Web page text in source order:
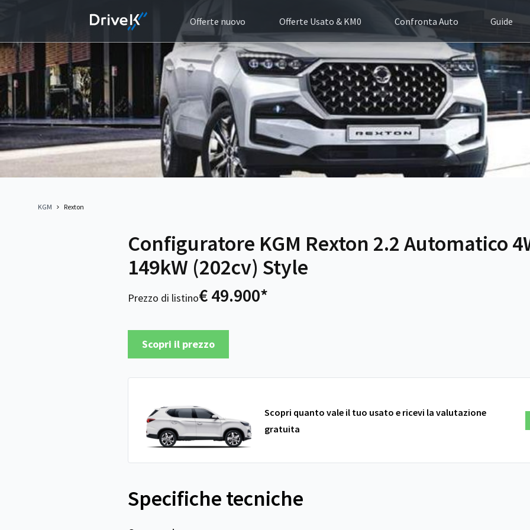
Offerte nuovo Offerte Usato & KM0 Confronta Auto Guide
KGM Rexton
Configuratore KGM Rexton 2.2 Automatico
149kW (202cv) Style
Prezzo di listino€ 49.900*
Scopri il prezzo
Scopri quanto vale il tuo usato e ricevi la valutazione
gratuita
Specifiche tecniche